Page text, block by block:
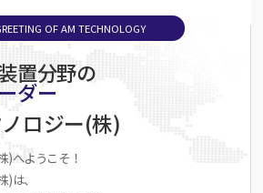
OF AM TECHNOLOGY
置分野の
ダー
ロジー(株)
)へようこそ！
は、